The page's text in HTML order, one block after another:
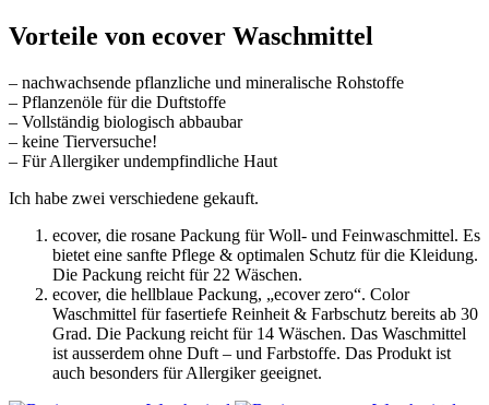
Vorteile von ecover Waschmittel
– nachwachsende pflanzliche und mineralische Rohstoffe
– Pflanzenöle für die Duftstoffe
– Vollständig biologisch abbaubar
– keine Tierversuche!
– Für Allergiker undempfindliche Haut
Ich habe zwei verschiedene gekauft.
ecover, die rosane Packung für Woll- und Feinwaschmittel. Es
bietet eine sanfte Pflege & optimalen Schutz für die Kleidung.
Die Packung reicht für 22 Wäschen.
ecover, die hellblaue Packung, „ecover zero“. Color
Waschmittel für fasertiefe Reinheit & Farbschutz bereits ab 30
Grad. Die Packung reicht für 14 Wäschen. Das Waschmittel
ist ausserdem ohne Duft – und Farbstoffe. Das Produkt ist
auch besonders für Allergiker geeignet.